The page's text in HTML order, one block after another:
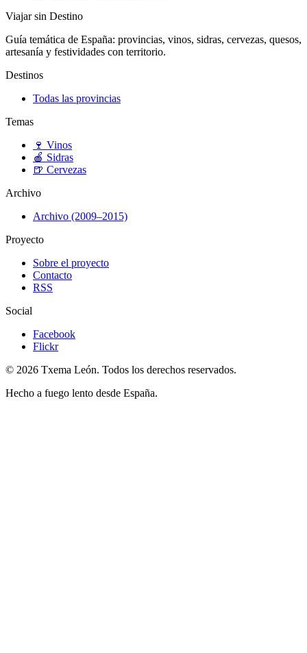
Viajar sin Destino
Guía temática de España: provincias, vinos, sidras, cervezas, quesos,
artesanía y festividades con territorio.
Destinos
Todas las provincias
Temas
🍷 Vinos
🍎 Sidras
🍺 Cervezas
Archivo
Archivo (2009–2015)
Proyecto
Sobre el proyecto
Contacto
RSS
Social
Facebook
Flickr
© 2026 Txema León. Todos los derechos reservados.
Hecho a fuego lento desde España.